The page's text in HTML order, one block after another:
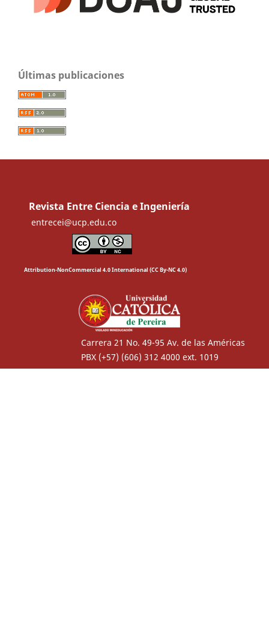
Últimas publicaciones
Revista Entre Ciencia e Ingeniería
entrecei@ucp.edu.co
Attribution-NonCommercial 4.0 International (CC By-NC 4.0)
Carrera 21 No. 49-95 Av. de las Américas
PBX (+57) (606) 312 4000 ext. 1019